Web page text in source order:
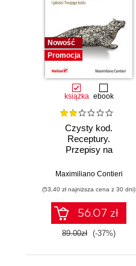
Nowość
Promocja
książka ebook
Czysty kod.
Receptury.
Przepisy na
struktury i jakości
Maximiliano Contieri
(53,40 zł najniższa cena z 30 dni)
56.07 zł
89.00zł (-37%)